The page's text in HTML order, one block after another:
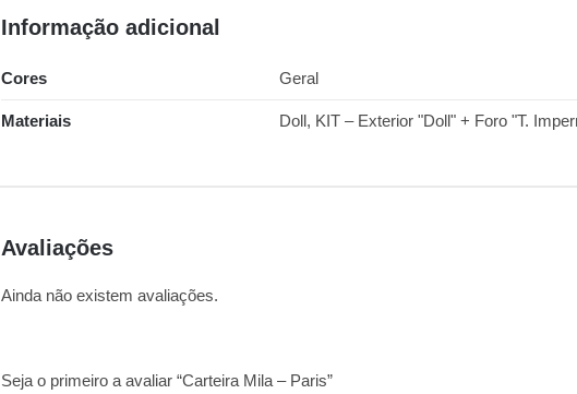
Informação adicional
Cores Geral
Materiais Doll, KIT – Exterior "Doll" + Foro "T.
Avaliações
Ainda não existem avaliações.
Seja o primeiro a avaliar “Carteira Mila – Paris”